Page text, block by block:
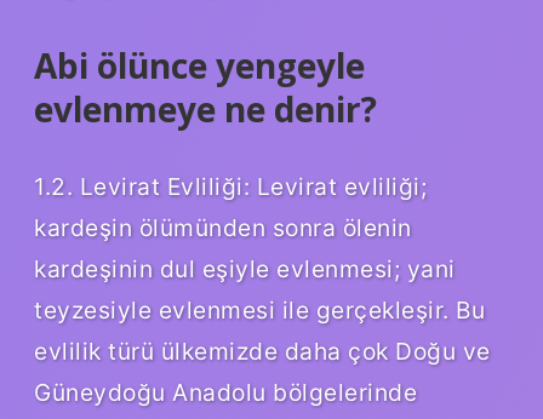
Abi ölünce yengeyle
evlenmeye ne denir?
1.2. Levirat Evliliği: Levirat evliliği;
kardeşin ölümünden sonra ölenin
kardeşinin dul eşiyle evlenmesi; yani
teyzesiyle evlenmesi ile gerçekleşir. Bu
evlilik türü ülkemizde daha çok Doğu ve
Güneydoğu Anadolu bölgelerinde